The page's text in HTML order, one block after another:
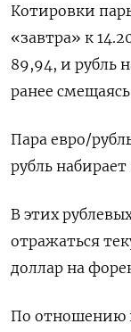
Котировки
«завтра» к
89,94, и рубль
ранее
Пара евро/
рубль набирает
В этих
отражаться
доллар на
По отношению